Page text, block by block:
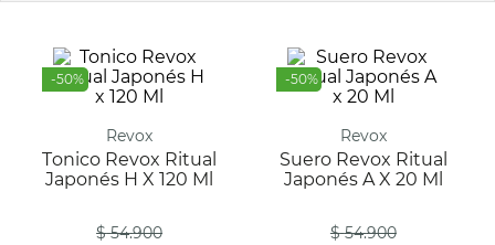
-50%
Revox
Tonico Revox Ritual
Japonés H X 120 Ml
$ 54.900
-50%
Revox
Suero Revox Ritual
Japonés A X 20 Ml
$ 54.900